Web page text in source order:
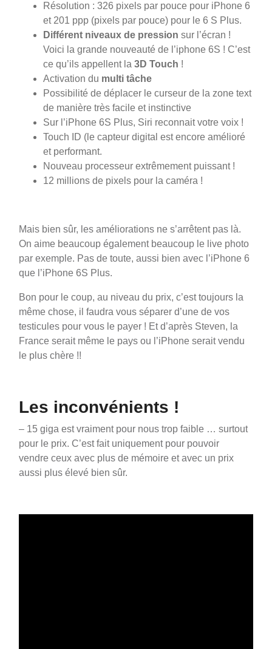
Résolution : 326 pixels par pouce pour iPhone 6
et 201 ppp (pixels par pouce) pour le 6 S Plus.
Différent niveaux de pression sur l’écran !
Voici la grande nouveauté de l’iphone 6S ! C’est
ce qu’ils appellent la 3D Touch !
Activation du multi tâche
Possibilité de déplacer le curseur de la zone text
de manière très facile et instinctive
Sur l’iPhone 6S Plus, Siri reconnait votre voix !
Touch ID (le capteur digital est encore amélioré
et performant.
Nouveau processeur extrêmement puissant !
12 millions de pixels pour la caméra !
Mais bien sûr, les améliorations ne s’arrêtent pas là.
On aime beaucoup également beaucoup le live photo
par exemple. Pas de toute, aussi bien avec l’iPhone 6
que l’iPhone 6S Plus.
Bon pour le coup, au niveau du prix, c’est toujours la
même chose, il faudra vous séparer d’une de vos
testicules pour vous le payer ! Et d’après Steven, la
France serait même le pays ou l’iPhone serait vendu
le plus chère !!
Les inconvénients !
– 15 giga est vraiment pour nous trop faible … surtout
pour le prix. C’est fait uniquement pour pouvoir
vendre ceux avec plus de mémoire et avec un prix
aussi plus élevé bien sûr.